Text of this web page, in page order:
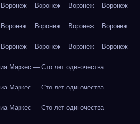
Воронеж Воронеж Воронеж Воронеж
Воронеж Воронеж Воронеж Воронеж
Воронеж Воронеж Воронеж Воронеж
Маркес — Сто лет одиночества
Маркес — Сто лет одиночества
Маркес — Сто лет одиночества